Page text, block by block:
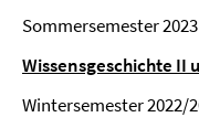
Sommersemester 2023
Wissensgeschichte II
Wintersemester 2022/